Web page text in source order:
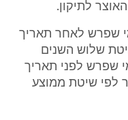
לתיקון.
שפרש לאחר תאריך
שלוש השנים
לגבי מי שפרש לפני תאריך
השכר לפי שיטת ממוצע